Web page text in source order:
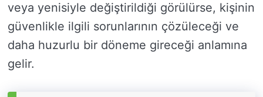
veya yenisiyle değiştirildiği görülürse, kişinin
güvenlikle ilgili sorunlarının çözüleceği ve
daha huzurlu bir döneme gireceği anlamına
gelir.